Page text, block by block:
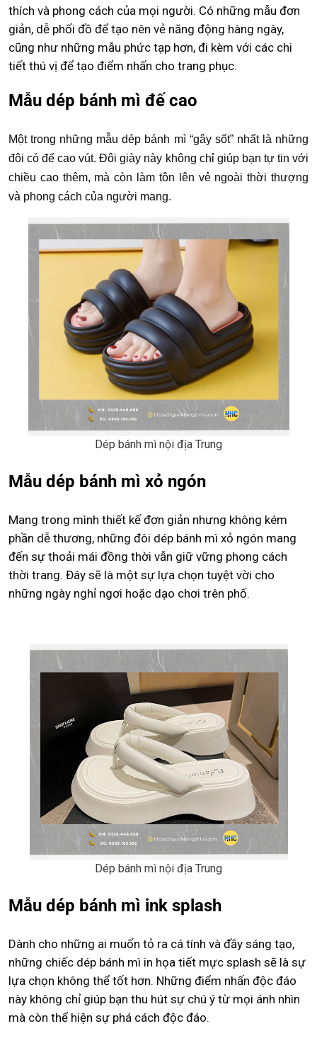
thích và phong cách của mọi người. Có những mẫu đơn
giản, dễ phối đồ để tạo nên vẻ năng động hàng ngày,
cũng như những mẫu phức tạp hơn, đi kèm với các chi
tiết thú vị để tạo điểm nhấn cho trang phục.
Mẫu dép bánh mì đế cao
Một trong những mẫu dép bánh mì “gây sốt” nhất là những
đôi có đế cao vút. Đôi giày này không chỉ giúp bạn tự tin với
chiều cao thêm, mà còn làm tôn lên vẻ ngoài thời thượng
và phong cách của người mang.
Dép bánh mì nội địa Trung
Mẫu dép bánh mì xỏ ngón
Mang trong mình thiết kế đơn giản nhưng không kém
phần dễ thương, những đôi dép bánh mì xỏ ngón mang
đến sự thoải mái đồng thời vẫn giữ vững phong cách
thời trang. Đây sẽ là một sự lựa chọn tuyệt vời cho
những ngày nghỉ ngơi hoặc dạo chơi trên phố.
Dép bánh mì nội địa Trung
Mẫu dép bánh mì ink splash
Dành cho những ai muốn tỏ ra cá tính và đầy sáng tạo,
những chiếc dép bánh mì in họa tiết mực splash sẽ là sự
lựa chọn không thể tốt hơn. Những điểm nhấn độc đáo
này không chỉ giúp bạn thu hút sự chú ý từ mọi ánh nhìn
mà còn thể hiện sự phá cách độc đáo.